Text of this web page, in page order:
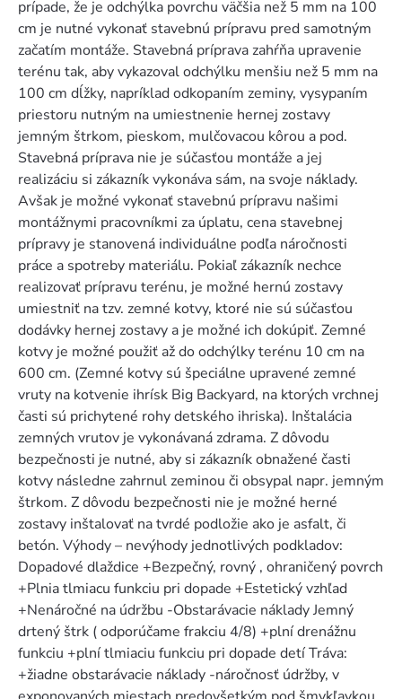
prípade, že je odchýlka povrchu väčšia než 5 mm na 100
cm je nutné vykonať stavebnú prípravu pred samotným
začatím montáže. Stavebná príprava zahŕňa upravenie
terénu tak, aby vykazoval odchýlku menšiu než 5 mm na
100 cm dĺžky, napríklad odkopaním zeminy, vysypaním
priestoru nutným na umiestnenie hernej zostavy
jemným štrkom, pieskom, mulčovacou kôrou a pod.
Stavebná príprava nie je súčasťou montáže a jej
realizáciu si zákazník vykonáva sám, na svoje náklady.
Avšak je možné vykonať stavebnú prípravu našimi
montážnymi pracovníkmi za úplatu, cena stavebnej
prípravy je stanovená individuálne podľa náročnosti
práce a spotreby materiálu. Pokiaľ zákazník nechce
realizovať prípravu terénu, je možné hernú zostavy
umiestniť na tzv. zemné kotvy, ktoré nie sú súčasťou
dodávky hernej zostavy a je možné ich dokúpiť. Zemné
kotvy je možné použiť až do odchýlky terénu 10 cm na
600 cm. (Zemné kotvy sú špeciálne upravené zemné
vruty na kotvenie ihrísk Big Backyard, na ktorých vrchnej
časti sú prichytené rohy detského ihriska). Inštalácia
zemných vrutov je vykonávaná zdrama. Z dôvodu
bezpečnosti je nutné, aby si zákazník obnažené časti
kotvy následne zahrnul zeminou či obsypal napr. jemným
štrkom. Z dôvodu bezpečnosti nie je možné herné
zostavy inštalovať na tvrdé podložie ako je asfalt, či
betón. Výhody – nevýhody jednotlivých podkladov:
Dopadové dlaždice +Bezpečný, rovný , ohraničený povrch
+Plnia tlmiacu funkciu pri dopade +Estetický vzhľad
+Nenáročné na údržbu -Obstarávacie náklady Jemný
drtený štrk ( odporúčame frakciu 4/8) +plní drenážnu
funkciu +plní tlmiaciu funkciu pri dopade detí Tráva:
+žiadne obstarávacie náklady -náročnosť údržby, v